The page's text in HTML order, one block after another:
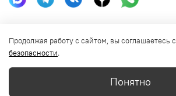
Получить консультацию
Продолжая работу с сайтом, вы соглашаетесь с
безопасности.
Понятно